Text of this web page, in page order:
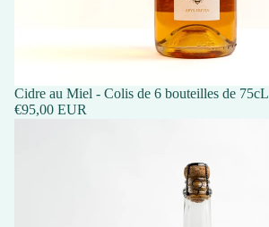
Cidre au Miel - Colis de 6 bouteilles de 75cL
€95,00 EUR